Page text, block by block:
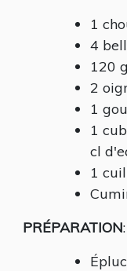
1
4
120
2
1
1
cl
1
PRÉPARATION: